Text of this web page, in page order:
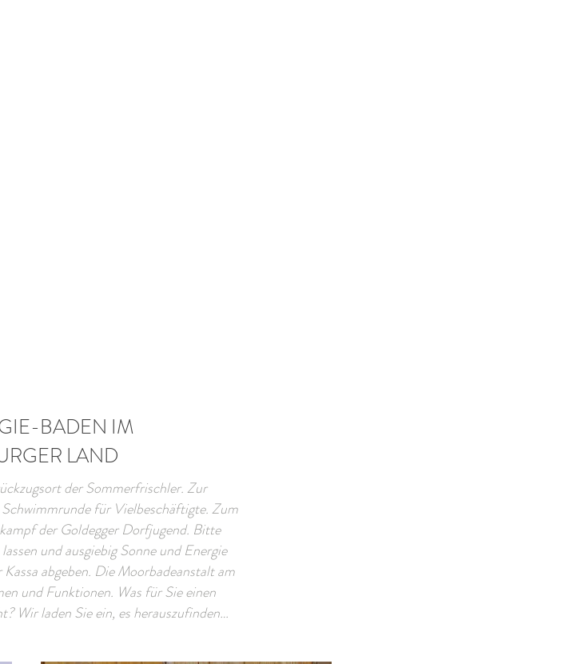
BADEN IM
LAND
der Sommerfrischler. Zur
für Vielbeschäftigte. Zum
der Goldegger Dorfjugend. Bitte
und ausgiebig Sonne und Energie
abgeben. Die Moorbadeanstalt am
und Funktionen. Was für Sie einen
Wir laden Sie ein, es herauszufinden…